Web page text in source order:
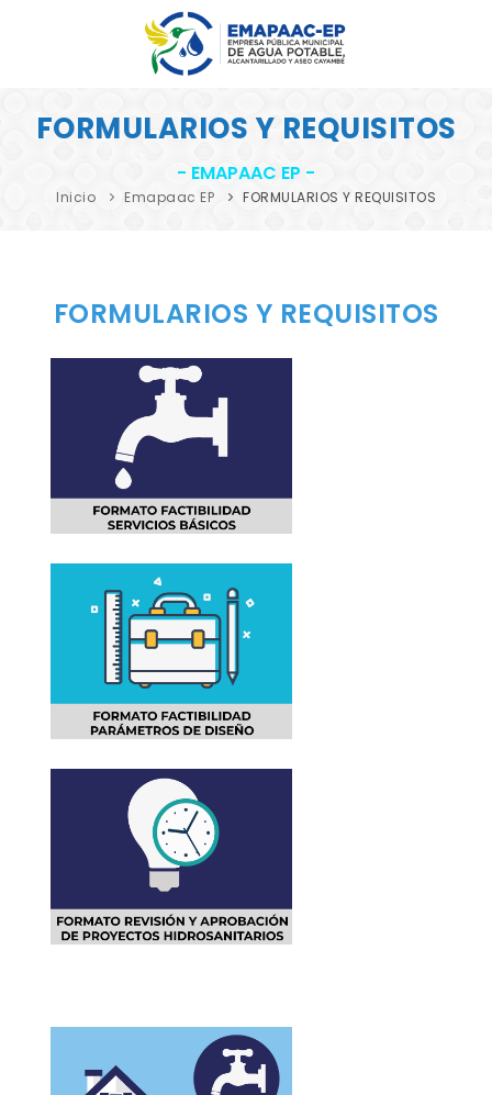
EMAPAAC EP
SERVICIOS
TRANSPARENCIA
CONTACTOS
FORMULARIOS Y REQUISITOS
- EMAPAAC EP -
Inicio Emapaac EP FORMULARIOS Y REQUISITOS
FORMULARIOS Y REQUISITOS